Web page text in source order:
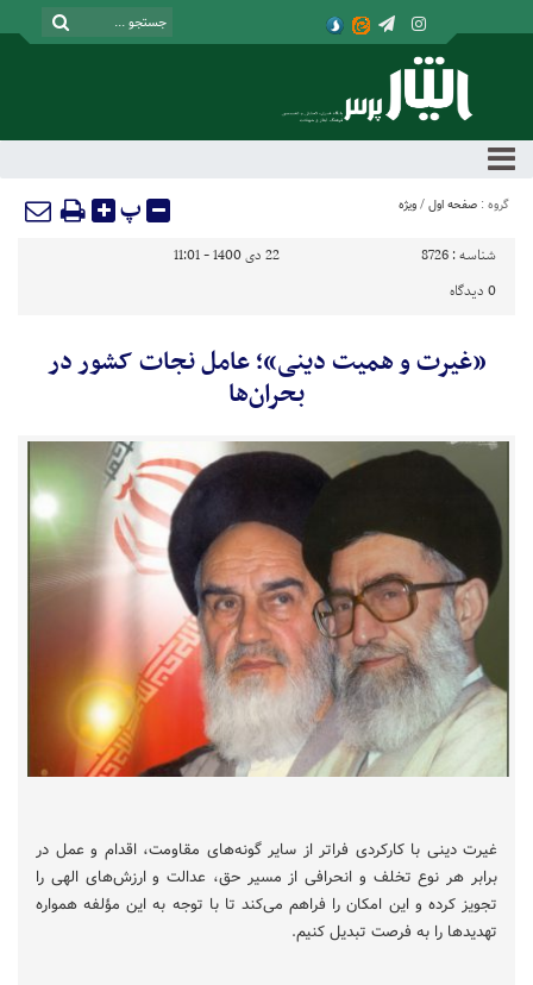
گروه : صفحه اول / ویژه پ
شناسه : 8726
22 دی 1400 - 11:01
0 دیدگاه
«غیرت و همیت دینی»؛ عامل نجات کشور در
بحران‌ها
غیرت دینی با کارکردی فراتر از سایر گونه‌های مقاومت، اقدام و عمل در
برابر هر نوع تخلف و انحرافی از مسیر حق، عدالت و ارزش‌های الهی را
تجویز کرده و این امکان را فراهم می‌کند تا با توجه به این مؤلفه همواره
تهدید‌ها را به فرصت تبدیل کنیم.